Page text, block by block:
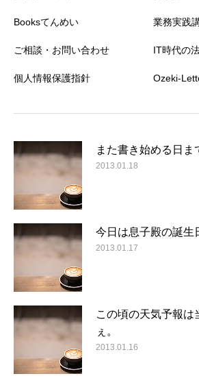
Booksてんめい
ご相談・お問い合わせ
個人情報保護指針
業務実践
IT時代の
Ozeki-
また書き始める日ま
2013.01.18
今日は息子殿の誕生
2013.01.17
この頃の天気予報は
ぇ。
2013.01.16